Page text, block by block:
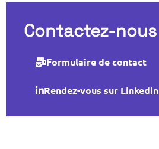
Contactez-nous
Formulaire de contact
Rendez-vous sur Linkedin